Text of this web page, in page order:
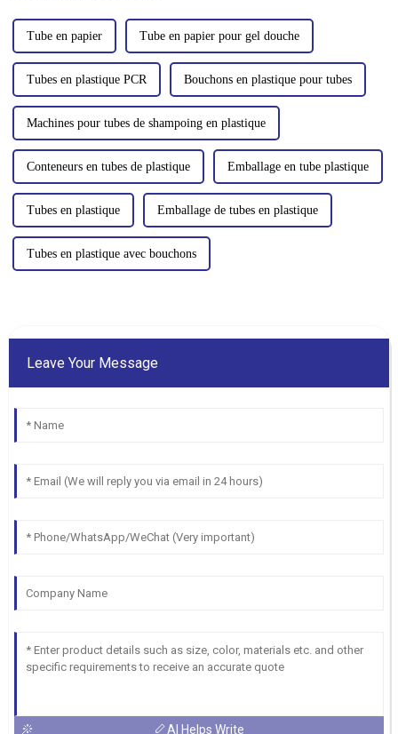
popularité considérable.
Tube en papier Tube en papier pour gel douche
Tubes en plastique PCR Bouchons en plastique pour tubes
Machines pour tubes de shampoing en plastique
Conteneurs en tubes de plastique Emballage en tube plastique
Tubes en plastique Emballage de tubes en plastique
Tubes en plastique avec bouchons
Leave Your Message
AI Helps Write